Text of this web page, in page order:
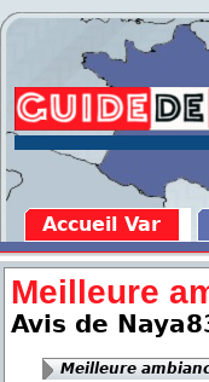
Accueil Var
Meilleure
Avis de
Meilleure